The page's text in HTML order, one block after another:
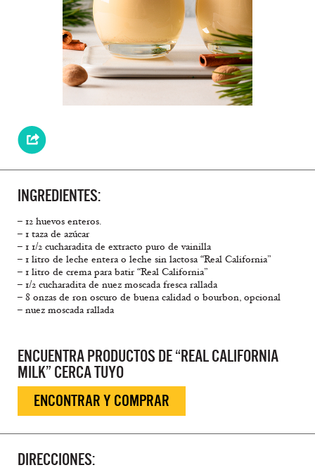
INGREDIENTES:
– 12 huevos enteros.
– 1 taza de azúcar
– 1 1/2 cucharadita de extracto puro de vainilla
– 1 litro de leche entera o leche sin lactosa “Real California”
– 1 litro de crema para batir “Real California”
– 1/2 cucharadita de nuez moscada fresca rallada
– 8 onzas de ron oscuro de buena calidad o bourbon, opcional
– nuez moscada rallada
ENCUENTRA PRODUCTOS DE “REAL CALIFORNIA
MILK” CERCA TUYO
ENCONTRAR Y COMPRAR
DIRECCIONES: